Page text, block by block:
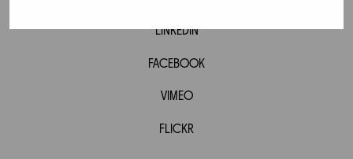
LINKEDIN
FACEBOOK
VIMEO
FLICKR